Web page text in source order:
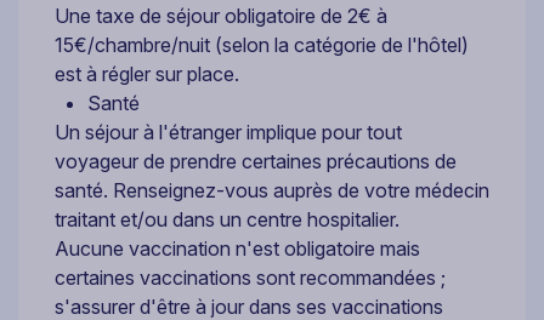
Une taxe de séjour obligatoire de 2€ à
15€/chambre/nuit (selon la catégorie de l'hôtel)
est à régler sur place.
Santé
Un séjour à l'étranger implique pour tout
voyageur de prendre certaines précautions de
santé. Renseignez-vous auprès de votre médecin
traitant et/ou dans un centre hospitalier.
Aucune vaccination n'est obligatoire mais
certaines vaccinations sont recommandées ;
s'assurer d'être à jour dans ses vaccinations